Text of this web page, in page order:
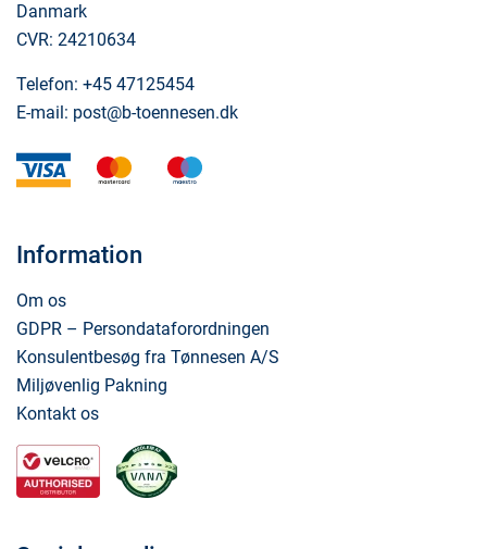
Danmark
CVR: 24210634
Telefon: +45 47125454
E-mail: post@b-toennesen.dk
visa mastercard
Information
Om os
GDPR – Persondataforordningen
Konsulentbesøg fra Tønnesen A/S
Miljøvenlig Pakning
Kontakt os